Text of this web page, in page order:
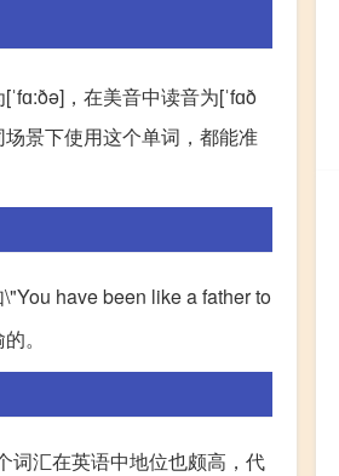
[ˈfɑ:ðə]，在美音中读音为[ˈfɑð
景下使用这个单词，都能准
have been like a father to
。
词汇在英语中地位也颇高，代